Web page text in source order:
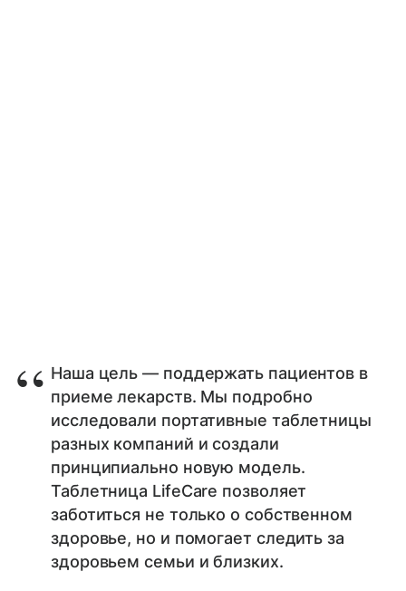
Наша цель — поддержать пациентов в
приеме лекарств. Мы подробно
исследовали портативные таблетницы
разных компаний и создали
принципиально новую модель.
Таблетница LifeCare позволяет
заботиться не только о собственном
здоровье, но и помогает следить за
здоровьем семьи и близких.